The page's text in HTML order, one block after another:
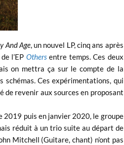
And Age, un nouvel LP, cinq ans après
l’EP Othersentre temps. Ces deux
on mettra ça sur le compte de la
schémas. Ces expérimentations, qui
de revenir aux sources en proposant
2019 puis en janvier 2020, le groupe
réduit à un trio suite au départ de
Mitchell (Guitare, chant) n’ont pas